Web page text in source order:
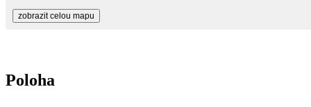
zobrazit celou mapu
Poloha